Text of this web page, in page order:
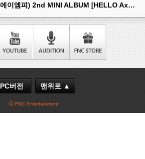
[예약 판매] AxMxP (에이엠피) 2nd MINI ALBUM [HELLO AxMxP] 예약 판매 안내
PC버전 맨위로 ▲
ⓒ FNC Entertainment